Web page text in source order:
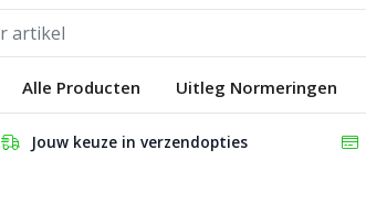
Alle Producten Uitleg Normeringen
Jouw keuze in verzendopties